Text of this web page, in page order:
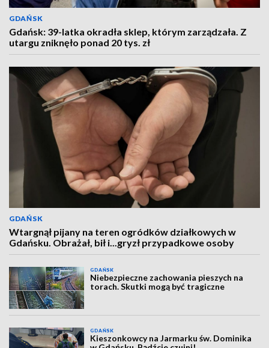
GDAŃSK
Gdańsk: 39-latka okradła sklep, którym zarządzała. Z
utargu zniknęło ponad 20 tys. zł
GDAŃSK
Wtargnął pijany na teren ogródków działkowych w
Gdańsku. Obrażał, bił i...gryzł przypadkowe osoby
GDAŃSK
Niebezpieczne zachowania pieszych na
torach. Skutki mogą być tragiczne
GDAŃSK
Kieszonkowcy na Jarmarku św. Dominika